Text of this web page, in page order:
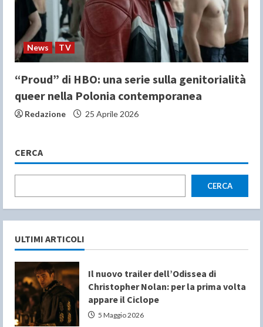
News TV
“Proud” di HBO: una serie sulla genitorialità
queer nella Polonia contemporanea
Redazione 25 Aprile 2026
CERCA
CERCA
ULTIMI ARTICOLI
Il nuovo trailer dell’Odissea di
Christopher Nolan: per la prima volta
appare il Ciclope
5 Maggio 2026